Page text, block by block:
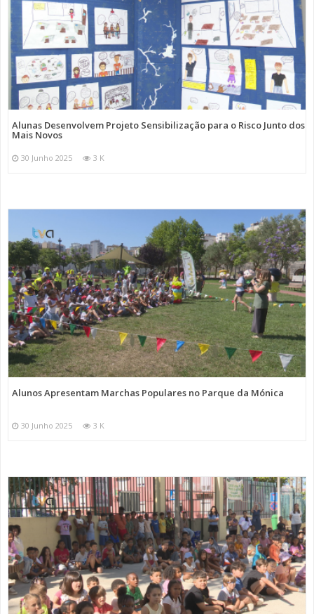
Alunas Desenvolvem Projeto Sensibilização para o Risco Junto dos
Mais Novos
30 Junho 2025 3 K
Alunos Apresentam Marchas Populares no Parque da Mónica
30 Junho 2025 3 K